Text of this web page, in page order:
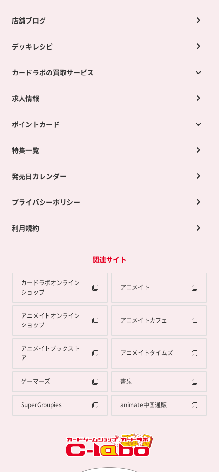
店舗ブログ
デッキレシピ
カードラボの買取サービス
カードラボの買取サービスTOP
店舗買取について
ネット買取について
買取承諾書について
求人情報
ポイントカード
ポイントカードTOP
ポイント交換景品
特集一覧
発売日カレンダー
プライバシーポリシー
利用規約
関連サイト
カードラボオンライン
ショップ
アニメイト
アニメイトオンライン
ショップ
アニメイトカフェ
アニメイトブックスト
ア
アニメイトタイムズ
ゲーマーズ 書泉
SuperGroupies animate中国通販